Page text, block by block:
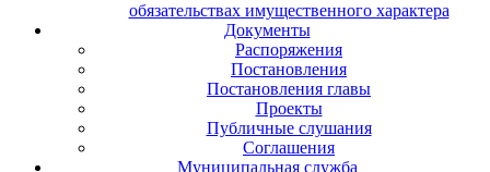
обязательствах имущественного характера
Документы
Распоряжения
Постановления
Постановления главы
Проекты
Публичные слушания
Соглашения
Муниципальная служба